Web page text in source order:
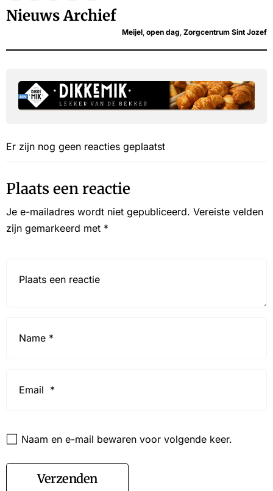
Nieuws Archief
Meijel open dag Zorgcentrum Sint Jozef
Er zijn nog geen reacties geplaatst
Plaats een reactie
Je e-mailadres wordt niet gepubliceerd. Vereiste velden
zijn gemarkeerd met *
Naam en e-mail bewaren voor volgende keer.
Verzenden